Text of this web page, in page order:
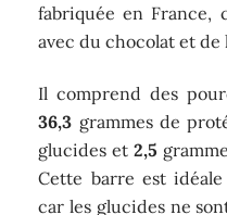
fabriquée en France,
avec du chocolat et de
Il comprend des
36,3 grammes de
glucides et 2,5
Cette barre est
car les glucides ne